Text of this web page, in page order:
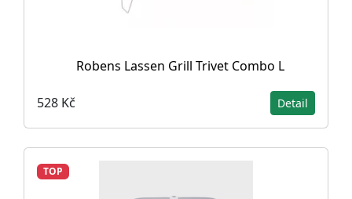
Robens Lassen Grill Trivet Combo L
528 Kč Detail
TOP